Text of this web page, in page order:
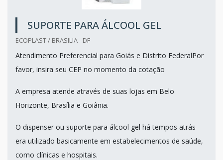
SUPORTE PARA ÁLCOOL GEL
ECOPLAST / BRASILIA - DF
Atendimento Preferencial para Goiás e Distrito FederalPor
favor, insira seu CEP no momento da cotação
A empresa atende através de suas lojas em Belo
Horizonte, Brasília e Goiânia.
O dispenser ou suporte para álcool gel há tempos atrás
era utilizado basicamente em estabelecimentos de saúde,
como clínicas e hospitais.